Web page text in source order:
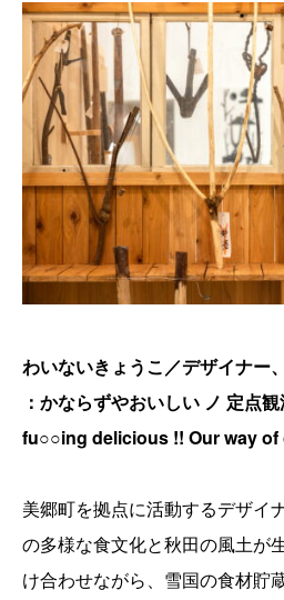
わいないきょうこ／デザイナー
：​​かならずやおいしい ノ 定点
fu○○ing delicious !! Our way
美郷町を拠点に活動するデザイ
の多様な食文化と秋田の風土が
け合わせながら、雪国の食材貯